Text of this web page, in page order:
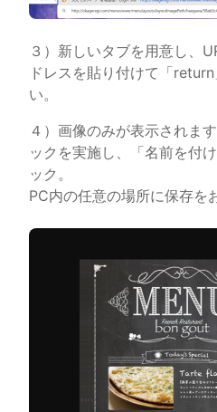
３）新しいタブを用意し、
ドレスを貼り付けて「
い。
４）画像のみが表示されま
ックを実施し、「名前を付
ック。
PC内の任意の場所に保存を